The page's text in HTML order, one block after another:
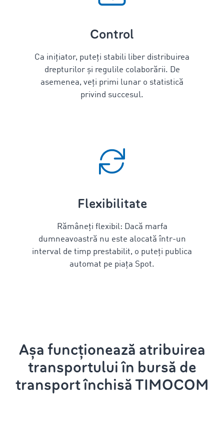
Control
Ca inițiator, puteți stabili liber distribuirea
drepturilor și regulile colaborării. De
asemenea, veți primi lunar o statistică
privind succesul.
Flexibilitate
Rămâneți flexibil: Dacă marfa
dumneavoastră nu este alocată într-un
interval de timp prestabilit, o puteți publica
automat pe piața Spot.
Așa funcționează atribuirea
transportului în bursă de
transport închisă TIMOCOM